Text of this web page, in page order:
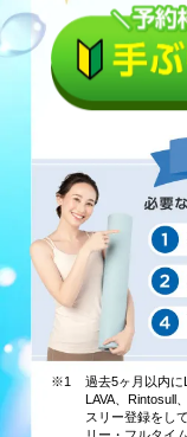
※1
過去5ヶ月以内に
LAVA、Rintosull
スリー登録をし